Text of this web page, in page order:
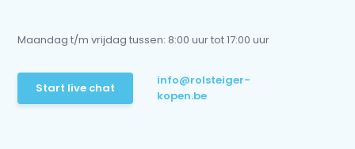
Maandag t/m vrijdag tussen: 8:00 uur tot 17:00 uur
Start live chat
info@rolsteiger-
kopen.be